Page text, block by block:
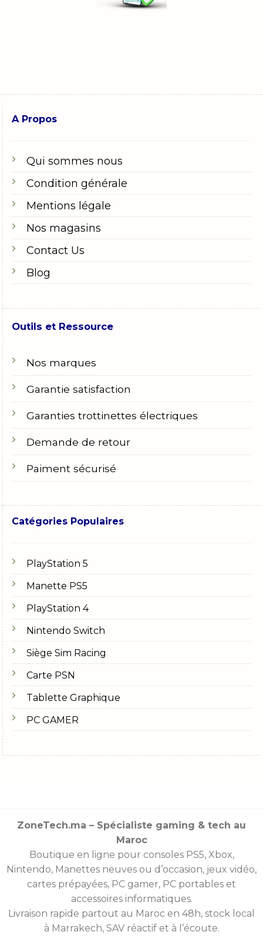
A Propos
Qui sommes nous
Condition générale
Mentions légale
Nos magasins
Contact Us
Blog
Outils et Ressource
Nos marques
Garantie satisfaction
Garanties trottinettes électriques
Demande de retour
Paiment sécurisé
Catégories Populaires
PlayStation 5
Manette PS5
PlayStation 4
Nintendo Switch
Siège Sim Racing
Carte PSN
Tablette Graphique
PC GAMER
ZoneTech.ma – Spécialiste gaming & tech au
Maroc
Boutique en ligne pour consoles PS5, Xbox,
Nintendo, Manettes neuves ou d’occasion, jeux vidéo,
cartes prépayées, PC gamer, PC portables et
accessoires informatiques.
Livraison rapide partout au Maroc en 48h, stock local
à Marrakech, SAV réactif et à l’écoute.